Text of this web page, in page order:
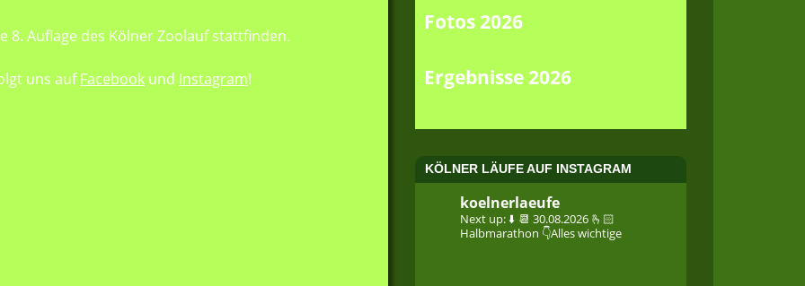
8. Auflage des Kölner Zoolauf stattfinden.
uns aufFacebook und Instagram!
Fotos 2026
Ergebnisse 2026
KÖLNER LÄUFE AUF INSTAGRAM
koelnerlaeufe
Next up: ⬇️ 📆 30.08.2026 🫰🏻
Halbmarathon 👇Alles wichtige